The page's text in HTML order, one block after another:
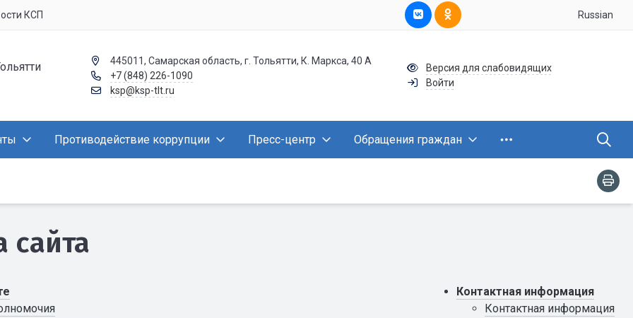
КСП Russian
445011, Самарская область, г. Тольятти, К. Маркса, 40 А
+7 (848) 226-1090
ksp@ksp-tlt.ru
Версия для слабовидящих
Войти
Противодействие коррупции Пресс-центр Обращения граждан
сайта
Контактная информация
Контактная информация